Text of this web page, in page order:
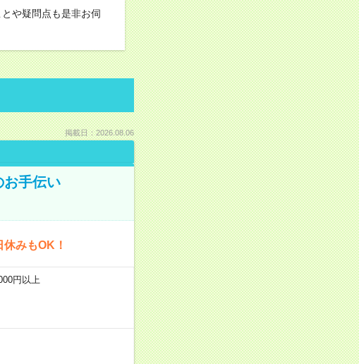
や疑問点も是非お伺
掲載日：2026.08.06
お手伝い
みもOK！
円以上